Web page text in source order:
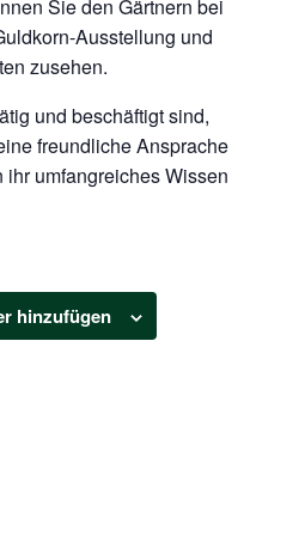
Sie den Gärtnern bei
Ausstellung und
zusehen.
und beschäftigt sind,
freundliche Ansprache
ihr umfangreiches Wissen
hinzufügen